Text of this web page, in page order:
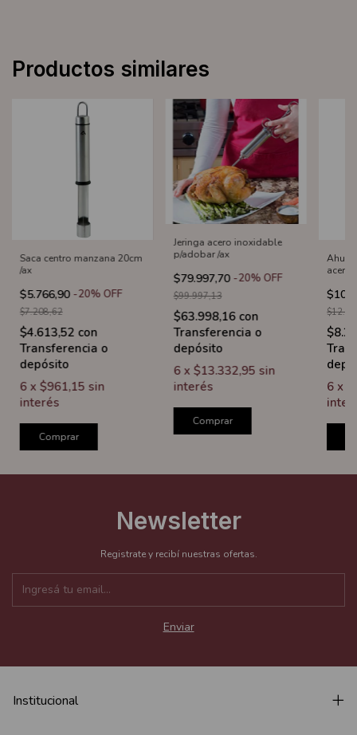
Productos similares
Saca centro manzana 20cm
/ax
$5.766,90 -20% OFF
$7.208,62
$4.613,52 con
Transferencia o
depósito
6 x $961,15 sin
interés
Comprar
Jeringa acero inoxidable
p/adobar /ax
$79.997,70 -20% OFF
$99.997,13
$63.998,16 con
Transferencia o
depósito
6 x $13.332,95 sin
interés
Comprar
acero
6 x
Newsletter
Registrate y recibí nuestras ofertas.
Institucional